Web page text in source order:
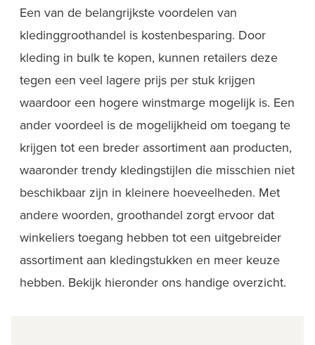
Een van de belangrijkste voordelen van
kledinggroothandel is kostenbesparing. Door
kleding in bulk te kopen, kunnen retailers deze
tegen een veel lagere prijs per stuk krijgen
waardoor een hogere winstmarge mogelijk is. Een
ander voordeel is de mogelijkheid om toegang te
krijgen tot een breder assortiment aan producten,
waaronder trendy kledingstijlen die misschien niet
beschikbaar zijn in kleinere hoeveelheden. Met
andere woorden, groothandel zorgt ervoor dat
winkeliers toegang hebben tot een uitgebreider
assortiment aan kledingstukken en meer keuze
hebben. Bekijk hieronder ons handige overzicht.